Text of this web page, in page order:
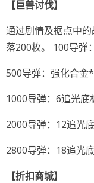
【巨兽讨伐】
通过剧情及据点中
落200枚。 100导弹
500导弹：强化合金
1000导弹：6追光
2000导弹：12追光
2800导弹：18追光
【折扣商城】